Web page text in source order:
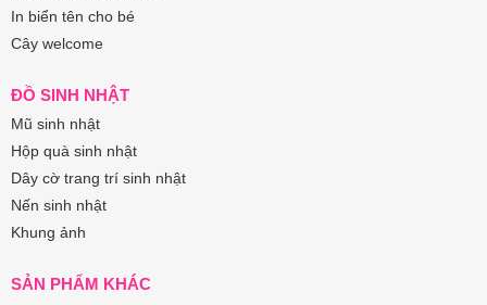
In biển tên cho bé
Cây welcome
ĐỒ SINH NHẬT
Mũ sinh nhật
Hộp quà sinh nhật
Dây cờ trang trí sinh nhật
Nến sinh nhật
Khung ảnh
SẢN PHẨM KHÁC